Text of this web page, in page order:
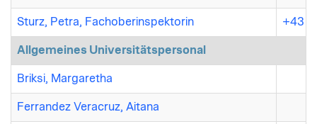
Sturz, Petra, Fachoberinspektorin +43
Allgemeines Universitätspersonal
Briksi, Margaretha
Ferrandez Veracruz, Aitana